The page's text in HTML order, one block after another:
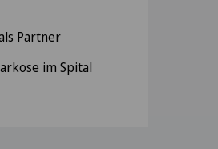
Partner
im Spital